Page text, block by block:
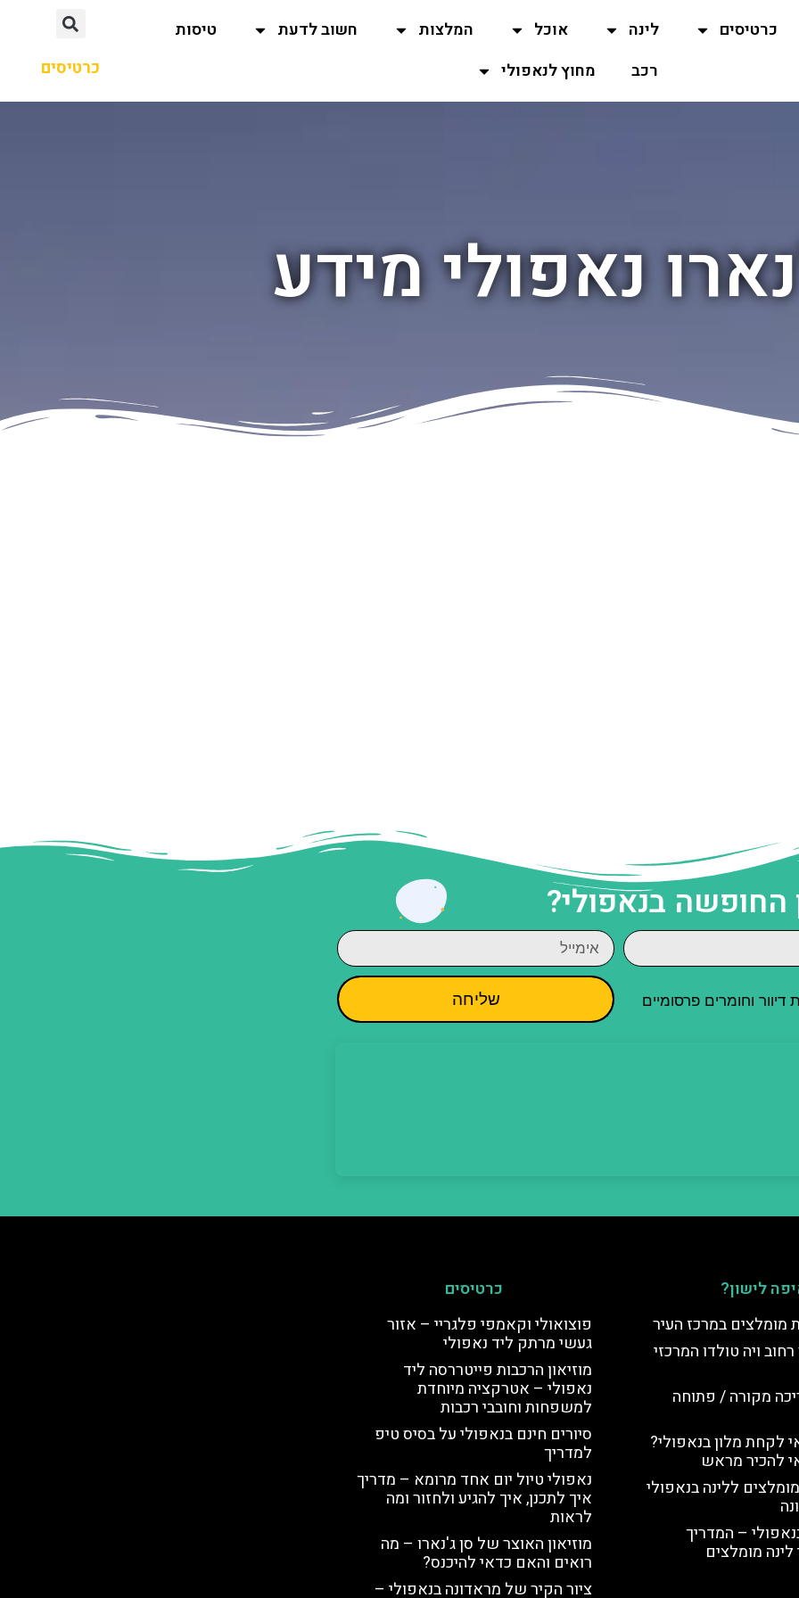
כרטיסים לינה אוכל המלצות חשוב לדעת
טיסות
רכב
מחוץ לנאפולי כרטיסים
נאפולי מידע
החופשה בנאפולי?
וחומרים פרסומיים שליחה
לישון?
מומלצים במרכז העיר
ויה טולדו המרכזי
מקורה / פתוחה
לקחת מלון בנאפולי?
להכיר מראש
ללינה בנאפולי
– המדריך
מומלצים
כרטיסים
פוצואולי וקאמפי פלגריי – אזור
געשי מרתק ליד נאפולי
מוזיאון הרכבות פייטררסה ליד
נאפולי – אטרקציה מיוחדת
למשפחות וחובבי רכבות
סיורים חינם בנאפולי על בסיס טיפ
למדריך
נאפולי טיול יום אחד מרומא – מדריך
איך לתכנן, איך להגיע ולחזור ומה
לראות
מוזיאון האוצר של סן ג'נארו – מה
רואים והאם כדאי להיכנס?
ציור הקיר של מראדונה בנאפולי –